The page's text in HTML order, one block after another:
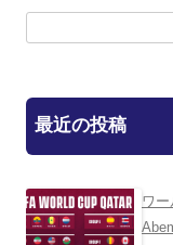
索:
最近の投稿
ワー